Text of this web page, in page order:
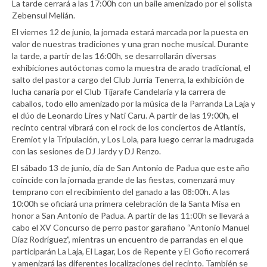
La tarde cerrará a las 17:00h con un baile amenizado por el solista
Zebensui Melián.
El viernes 12 de junio, la jornada estará marcada por la puesta en
valor de nuestras tradiciones y una gran noche musical. Durante
la tarde, a partir de las 16:00h, se desarrollarán diversas
exhibiciones autóctonas como la muestra de arado tradicional, el
salto del pastor a cargo del Club Jurria Tenerra, la exhibición de
lucha canaria por el Club Tijarafe Candelaria y la carrera de
caballos, todo ello amenizado por la música de la Parranda La Laja y
el dúo de Leonardo Lires y Nati Caru. A partir de las 19:00h, el
recinto central vibrará con el rock de los conciertos de Atlantis,
Eremiot y la Tripulación, y Los Lola, para luego cerrar la madrugada
con las sesiones de DJ Jardy y DJ Renzo.
El sábado 13 de junio, día de San Antonio de Padua que este año
coincide con la jornada grande de las fiestas, comenzará muy
temprano con el recibimiento del ganado a las 08:00h. A las
10:00h se oficiará una primera celebración de la Santa Misa en
honor a San Antonio de Padua. A partir de las 11:00h se llevará a
cabo el XV Concurso de perro pastor garafiano “Antonio Manuel
Díaz Rodríguez”, mientras un encuentro de parrandas en el que
participarán La Laja, El Lagar, Los de Repente y El Gofio recorrerá
y amenizará las diferentes localizaciones del recinto. También se